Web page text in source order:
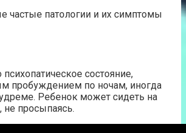
частые патологии и их симптомы
состояние,
пробуждением по ночам, иногда
Ребенок может сидеть на
не просыпаясь.